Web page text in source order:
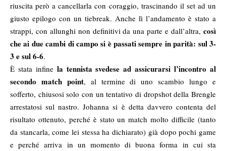
riuscita però a cancellarla con coraggio, trascinando il set ad un
giusto epilogo con un tiebreak. Anche lì l’andamento è stato a
strappi, con allunghi non definitivi da una parte e dall’altra, così
che ai due cambi di campo si è passati sempre in parità: sul 3-
3 e sul 6-6.
È stata infine la tennista svedese ad assicurarsi l’incontro al
secondo match point, al termine di uno scambio lungo e
sofferto, chiusosi solo con un tentativo di dropshot della Brengle
arrestatosi sul nastro. Johanna si è detta davvero contenta del
risultato ottenuto, perché è stato un match molto difficile (tanto
da stancarla, come lei stessa ha dichiarato) già dopo pochi game
e perché arriva in un momento di buona forma in cui sta